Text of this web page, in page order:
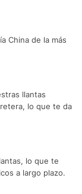
China de la más
llantas
lo que te da
lo que te
a largo plazo.